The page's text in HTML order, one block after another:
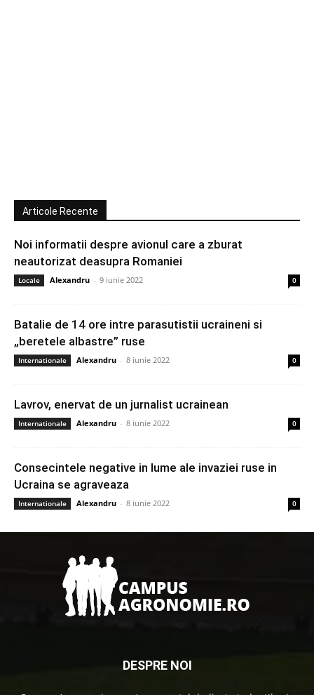
Articole Recente
Noi informatii despre avionul care a zburat
neautorizat deasupra Romaniei
Locale Alexandru - 9 iunie 2022 0
Batalie de 14 ore intre parasutistii ucraineni si
„beretele albastre” ruse
Internationale Alexandru - 8 iunie 2022 0
Lavrov, enervat de un jurnalist ucrainean
Internationale Alexandru - 8 iunie 2022 0
Consecintele negative in lume ale invaziei ruse in
Ucraina se agraveaza
Internationale Alexandru - 8 iunie 2022 0
DESPRE NOI